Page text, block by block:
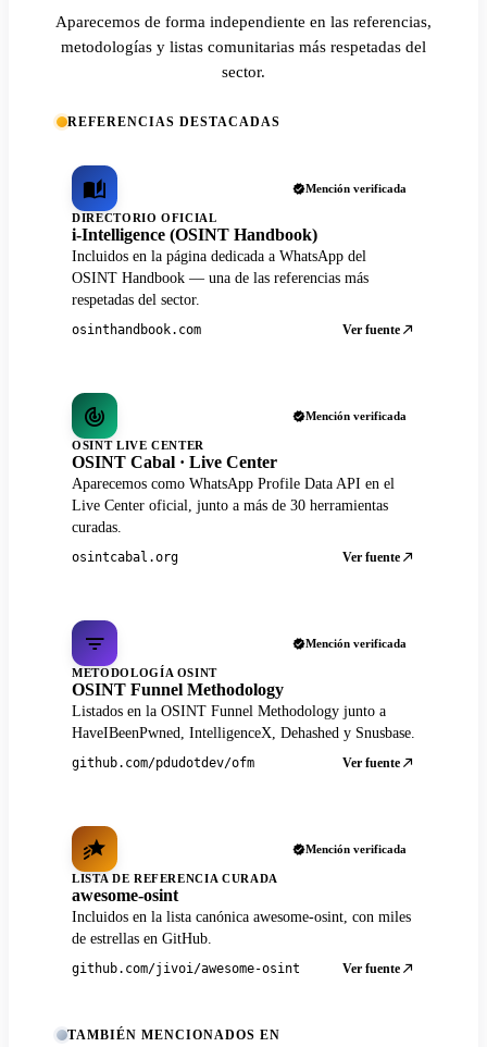
Aparecemos de forma independiente en las referencias,
metodologías y listas comunitarias más respetadas del
sector.
REFERENCIAS DESTACADAS
Mención verificada
DIRECTORIO OFICIAL
i-Intelligence (OSINT Handbook)
Incluidos en la página dedicada a WhatsApp del
OSINT Handbook — una de las referencias más
respetadas del sector.
osinthandbook.com Ver fuente
Mención verificada
OSINT LIVE CENTER
OSINT Cabal · Live Center
Aparecemos como WhatsApp Profile Data API en el
Live Center oficial, junto a más de 30 herramientas
curadas.
osintcabal.org Ver fuente
Mención verificada
METODOLOGÍA OSINT
OSINT Funnel Methodology
Listados en la OSINT Funnel Methodology junto a
HaveIBeenPwned, IntelligenceX, Dehashed y Snusbase.
github.com/pdudotdev/ofm Ver fuente
Mención verificada
LISTA DE REFERENCIA CURADA
awesome-osint
Incluidos en la lista canónica awesome-osint, con miles
de estrellas en GitHub.
github.com/jivoi/awesome-osint Ver fuente
TAMBIÉN MENCIONADOS EN